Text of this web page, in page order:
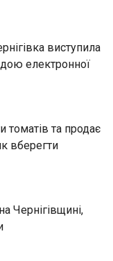
виступила
електронної
томатів та продає
вберегти
Чернігівщині,